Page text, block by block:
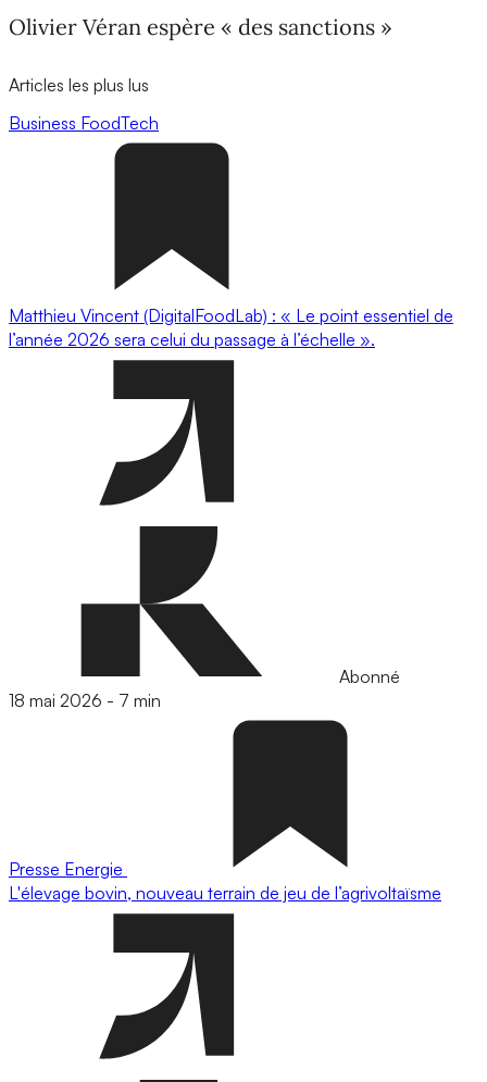
Olivier Véran espère « des sanctions »
Articles les plus lus
Business FoodTech
Matthieu Vincent (DigitalFoodLab) : « Le point essentiel de
l’année 2026 sera celui du passage à l’échelle ».
Abonné
18 mai 2026 - 7 min
Presse Energie
L'élevage bovin, nouveau terrain de jeu de l’agrivoltaïsme